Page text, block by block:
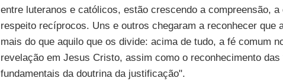
entre luteranos e católicos, estão crescendo a compreensão, a
respeito recíprocos. Uns e outros chegaram a reconhecer que
mais do que aquilo que os divide: acima de tudo, a fé comum
revelação em Jesus Cristo, assim como o reconhecimento das
fundamentais da doutrina da justificação".